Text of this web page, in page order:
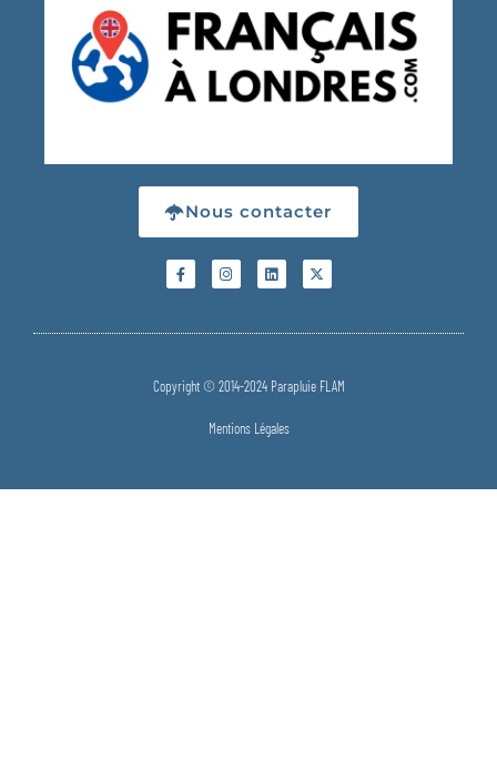
Nous contacter
Copyright © 2014-2024 Parapluie FLAM
Mentions Légales